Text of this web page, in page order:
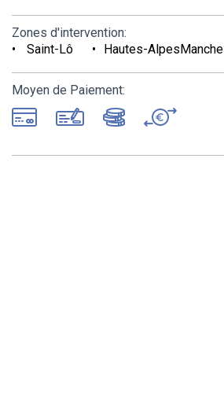
Zones d'intervention:
Saint-Lô
Hautes-AlpesManche
Moyen de Paiement: